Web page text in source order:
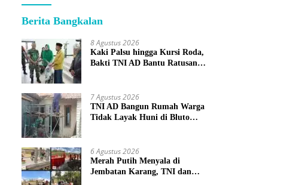
Berita Bangkalan
8 Agustus 2026
Kaki Palsu hingga Kursi Roda,
Bakti TNI AD Bantu Ratusan
7 Agustus 2026
TNI AD Bangun Rumah Warga
Tidak Layak Huni di Bluto
6 Agustus 2026
Merah Putih Menyala di
Jembatan Karang, TNI dan